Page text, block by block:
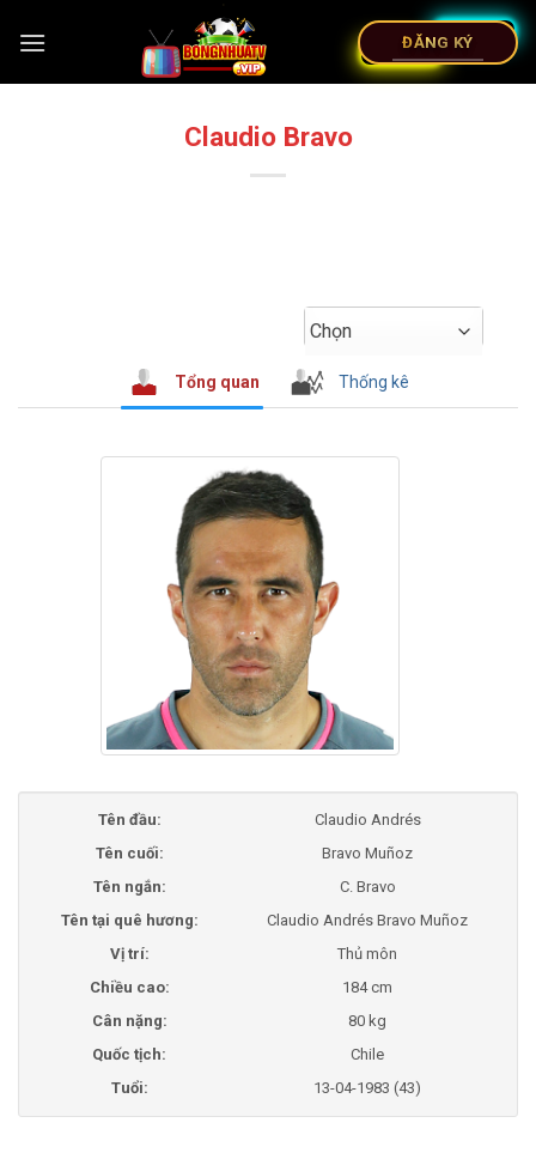
ĐĂNG KÝ
Claudio Bravo
Chọn
Tổng quan Thống kê
Tên đầu:
Claudio Andrés
Tên cuối:
Bravo Muñoz
Tên ngắn:
C. Bravo
Tên tại quê hương:
Claudio Andrés Bravo Muñoz
Vị trí:
Thủ môn
Chiều cao:
184 cm
Cân nặng:
80 kg
Quốc tịch:
Chile
Tuổi:
13-04-1983 (43)